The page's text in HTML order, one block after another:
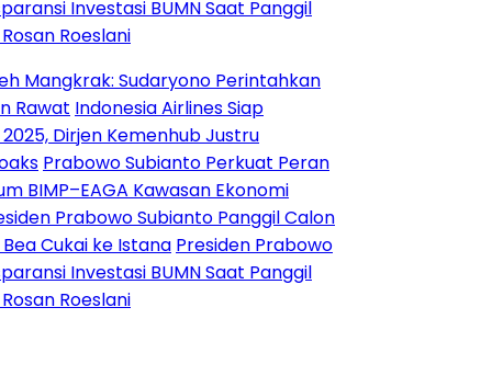
BUMN Saat Panggil
Sudaryono Perintahkan
Indonesia Airlines Siap
Kemenhub Justru
Subianto Perkuat Peran
Kawasan Ekonomi
Subianto Panggil Calon
ke IstanaPresiden Prabowo
BUMN Saat Panggil